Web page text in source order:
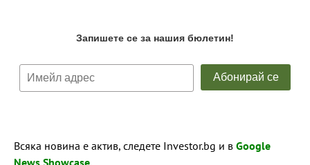
Всяка новина е актив, следете Investor.bg и в Google
News Showcase.